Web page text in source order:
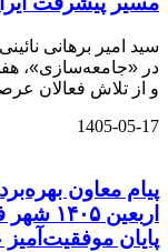
سید امیر برهانی
در «جامعه‌سازی»،
و از تلاش فعالان
1405-05-17
️پیام معاون
پایان